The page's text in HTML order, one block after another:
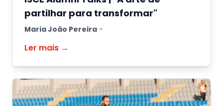
partilhar para transformar"
Maria João Pereira -
Ler mais →